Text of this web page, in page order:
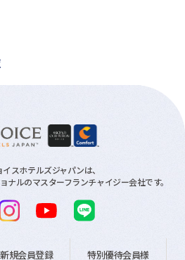
スホテルズジャパンは、
ナルのマスターフランチャイジー会社です。
新規会員登録 特別優待会員様